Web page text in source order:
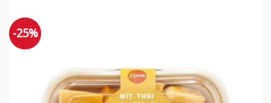
-25%